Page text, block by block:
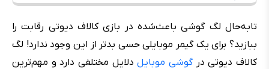
تابه‌حال لگ گوشی باعث‌شده در بازی کالاف دیوتی رقابت را
ببازید؟ برای یک گیمر موبایلی حسی بدتر از این وجود ندارد! لگ
کالاف دیوتی در گوشی موبایلدلایل مختلفی دارد و مهم‌ترین